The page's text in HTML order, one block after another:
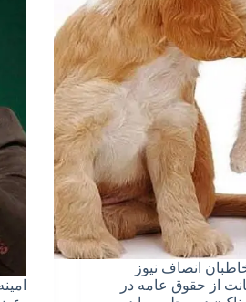
انصاف نیوز
از حقوق عامه در